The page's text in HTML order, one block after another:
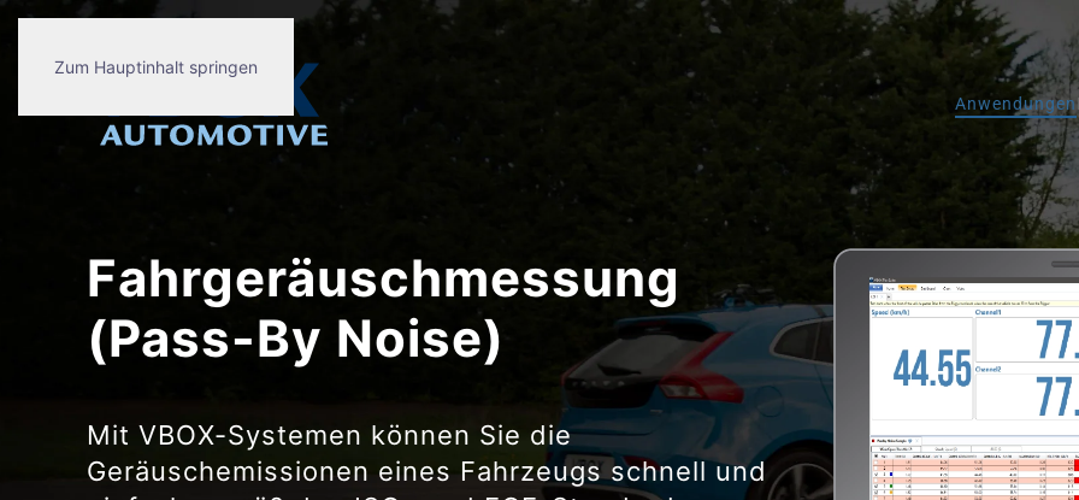
Zum Hauptinhalt springen
Anwendungen
Fahrgeräuschmessung
(Pass-By Noise)
Mit VBOX-Systemen können Sie die
Geräuschemissionen eines Fahrzeugs schnell und